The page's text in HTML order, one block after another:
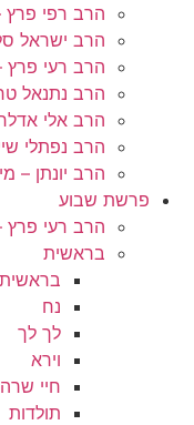
הרב רפי
הרב ישראל
הרב רעי פרץ
הרב נתנאל
הרב אלי
הרב נפתלי
הרב יונתן –
פרשת שבוע
הרב רעי פרץ
בראשית
בראשית
נח
לך לך
וירא
חיי שרה
תולדות